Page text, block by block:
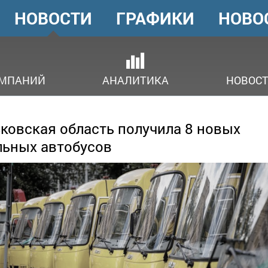
ГОЛОВНЕ
МЕНЮ
НОВОСТИ
АНАЛИТИКА
ГРАФИКИ
область получила 8 новых
автобусов